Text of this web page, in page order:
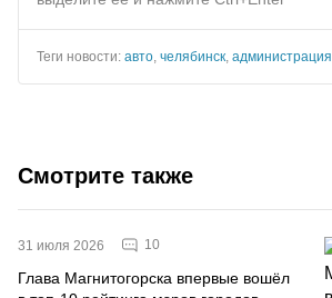
Теги новости: авто челябинск администрация
Смотрите также
31 июля 2026 10
Глава Магнитогорска впервые вошёл